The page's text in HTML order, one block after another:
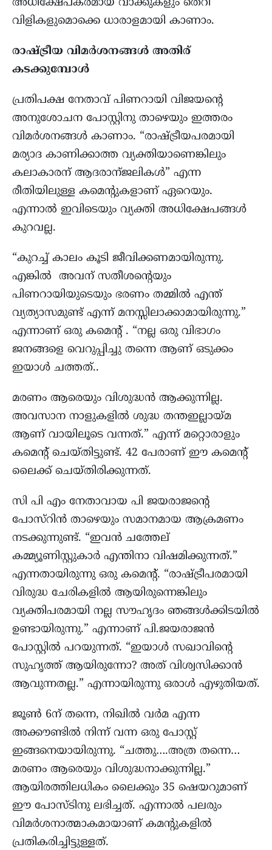
വിളികളുമൊക്കെ ധാരാളമായി കാണാം.
രാഷ്ട്രീയ വിമര്‍ശനങ്ങള്‍ അതിര്
കടക്കുമ്പോള്‍
പ്രതിപക്ഷ നേതാവ് പിണറായി വിജയന്‍റെ
അനുശോചന പോസ്റ്റിനു താഴെയും ഇത്തരം
വിമര്‍ശനങ്ങള്‍ കാണാം. “രാഷ്ട്രീയപരമായി
മര്യാദ കാണിക്കാത്ത വ്യക്തിയാണെങ്കിലും
കലാകാരന് ആദരാന്ജലികള്‍” എന്ന
രീതിയിലുള്ള കമെന്റുകളാണ് ഏറെയും.
എന്നാല്‍ ഇവിടെയും വ്യക്തി അധിക്ഷേപങ്ങള്‍
കുറവല്ല.
“കുറച്ച് കാലം കൂടി ജീവിക്കണമായിരുന്നു.
എങ്കിൽ അവന് സതീശൻ്റെയും
പിണറായിയുടെയും ഭരണം തമ്മിൽ എന്ത്
വ്യത്യാസമുണ്ട് എന്ന് മനസ്സിലാക്കാമായിരുന്നു.”
എന്നാണ് ഒരു കമെന്‍റ് . “നല്ല ഒരു വിഭാഗം
ജനങ്ങളെ വെറുപ്പിച്ചു തന്നെ ആണ് ഒടുക്കം
ഇയാൾ ചത്തത്..
മരണം ആരെയും വിശുദ്ധൻ ആക്കുന്നില്ല.
അവസാന നാളുകളിൽ ശുദ്ധ തന്തഇല്ലായ്മ
ആണ് വായിലൂടെ വന്നത്.” എന്ന് മറ്റൊരാളും
കമെന്‍റ് ചെയ്തിട്ടുണ്ട്. 42 പേരാണ് ഈ കമെന്‍റ്
ലൈക്ക് ചെയ്തിരിക്കുന്നത്.
സി പി എം നേതാവായ പി ജയരാജന്റെ
പോസ്റിന്‍ താഴെയും സമാനമായ ആക്രമണം
നടക്കുന്നുണ്ട്. “ഇവൻ ചത്തേല്
കമ്മ്യൂണിസ്റ്റുകാർ എന്തിനാ വിഷമിക്കുന്നത്.”
എന്നതായിരുന്നു ഒരു കമെന്‍റ്. “രാഷ്ട്രീപരമായി
വിരുദ്ധ ചേരികളിൽ ആയിരുന്നെങ്കിലും
വ്യക്തിപരമായി നല്ല സൗഹൃദം ഞങ്ങൾക്കിടയിൽ
ഉണ്ടായിരുന്നു.” എന്നാണ് പി.ജയരാജന്‍
പോസ്റ്റില്‍ പറയുന്നത്. “ഇയാൾ സഖാവിന്റെ
സുഹൃത്ത് ആയിരുന്നോ? അത് വിശ്വസിക്കാൻ
ആവുന്നതല്ല.” എന്നായിരുന്നു ഒരാള്‍ എഴുതിയത്.
ജൂണ്‍ 6ന് തന്നെ, നിഖില്‍ വര്‍മ എന്ന
അക്കൗണ്ടില്‍ നിന്ന് വന്ന ഒരു പോസ്റ്റ്‌
ഇങ്ങനെയായിരുന്നു. “ചത്തു….അത്ര തന്നെ…
മരണം ആരെയും വിശുദ്ധനാക്കുന്നില്ല.”
ആയിരത്തിലധികം ലൈക്കും 35 ഷെയറുമാണ്
ഈ പോസ്ടിനു ലഭിച്ചത്. എന്നാല്‍ പലരും
വിമര്‍ശനാത്മാകമായാണ് കമന്റുകളില്‍
പ്രതികരിച്ചിട്ടുള്ളത്.